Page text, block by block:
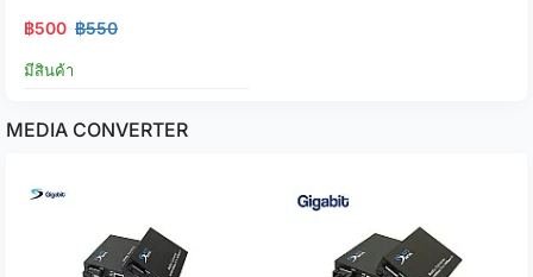
฿500 ฿550
มีสินค้า
MEDIA CONVERTER